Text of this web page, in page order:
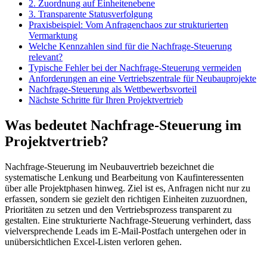
2. Zuordnung auf Einheitenebene
3. Transparente Statusverfolgung
Praxisbeispiel: Vom Anfragenchaos zur strukturierten
Vermarktung
Welche Kennzahlen sind für die Nachfrage-Steuerung
relevant?
Typische Fehler bei der Nachfrage-Steuerung vermeiden
Anforderungen an eine Vertriebszentrale für Neubauprojekte
Nachfrage-Steuerung als Wettbewerbsvorteil
Nächste Schritte für Ihren Projektvertrieb
Was bedeutet Nachfrage-Steuerung im
Projektvertrieb?
Nachfrage-Steuerung im Neubauvertrieb bezeichnet die
systematische Lenkung und Bearbeitung von Kaufinteressenten
über alle Projektphasen hinweg. Ziel ist es, Anfragen nicht nur zu
erfassen, sondern sie gezielt den richtigen Einheiten zuzuordnen,
Prioritäten zu setzen und den Vertriebsprozess transparent zu
gestalten. Eine strukturierte Nachfrage-Steuerung verhindert, dass
vielversprechende Leads im E-Mail-Postfach untergehen oder in
unübersichtlichen Excel-Listen verloren gehen.